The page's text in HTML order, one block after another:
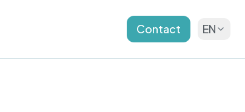
Contact EN